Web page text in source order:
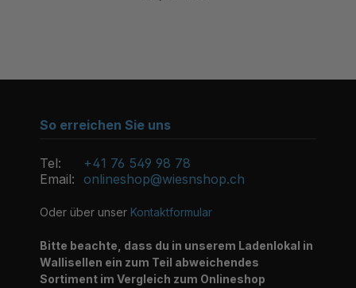
So erreichen Sie uns
Tel:
+41 76 549 98 78
Email: onlineshop@wiesnshop.ch
Oder über unser Kontaktformular
Bitte beachte, dass du in unserem Ladenlokal in
Wallisellen ein zum Teil abweichendes
Sortiment im Vergleich zum Onlineshop